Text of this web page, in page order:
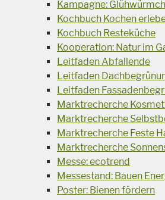
Kampagne:
Kochbuch Kochen
Kochbuch Resteküche
Kooperation: Natur im
Leitfaden Abfallende
Leitfaden
Leitfaden
Marktrecherche
Marktrecherche
Marktrecherche Feste
Marktrecherche
Messe: ecotrend
Messestand: Bauen
Poster: Bienen fördern